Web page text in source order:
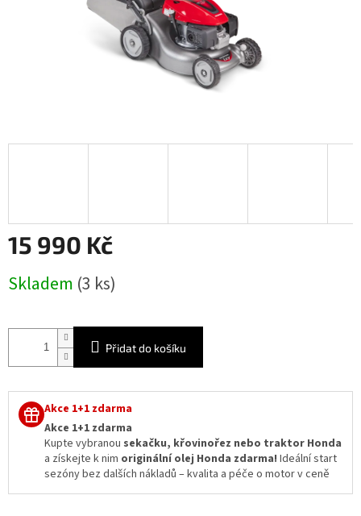
15 990 Kč
cena:
Skladem (3 ks)
Přidat do košíku
Akce 1+1 zdarma
Akce 1+1 zdarma
Kupte vybranou sekačku, křovinořez nebo traktor Honda
a získejte k nim originální olej Honda zdarma! Ideální start
sezóny bez dalších nákladů – kvalita a péče o motor v ceně